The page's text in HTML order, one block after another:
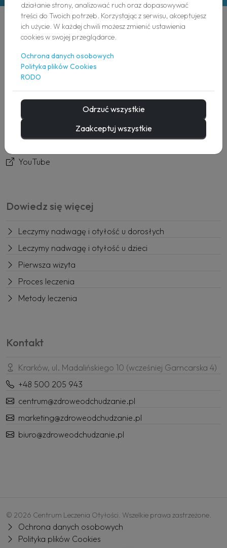
działanie strony, analizować ruch oraz dopasowywać
treści do Twoich potrzeb. Korzystając z serwisu, akceptujesz
ich użycie. W każdej chwili możesz zmienić ustawienia
cookies w swojej przeglądarce.
Ochrona danych osobowych
Polityka plików Cookies
RODO
Odrzuć wszystkie
Zaakceptuj wszystkie
Odkryj
O nas
Nasz zespół
YouTube
Dowiedz się więcej
Leczymy nadwagę i otyłość u dorosłych
Leczymy nadwagę i otyłość u dzieci
Pierwsza wizyta
Proces leczenia
Metody leczenia
Kontakt
Krarków, ul. Madalińskiego 10 (wcześniej Garncarska 4)
+48 500 205 943
centrum@zdroweodchudzanie.pl
marketing@zdroweodchudzanie.pl
biuro@zdroweodchudzanie.pl
© 2026 Centrum Leczenia Otyłości. Wszelkie prawa zastrzeżone.
Ochrona danych osobowych
Polityka plików Cookies